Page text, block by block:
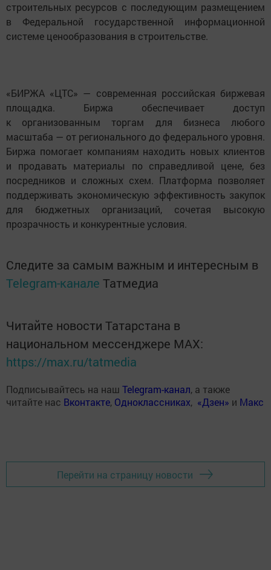
строительных ресурсов с последующим размещением
в Федеральной государственной информационной
системе ценообразования в строительстве.
«БИРЖА «ЦТС» — современная российская биржевая
площадка. Биржа обеспечивает доступ
к организованным торгам для бизнеса любого
масштаба — от регионального до федерального уровня.
Биржа помогает компаниям находить новых клиентов
и продавать материалы по справедливой цене, без
посредников и сложных схем. Платформа позволяет
поддерживать экономическую эффективность закупок
для бюджетных организаций, сочетая высокую
прозрачность и конкурентные условия.
Следите за самым важным и интересным в
Telegram-канале Татмедиа
Читайте новости Татарстана в
национальном мессенджере MАХ:
https://max.ru/tatmedia
Подписывайтесь на наш Telegram-канал, а также
читайте нас Вконтакте, Одноклассниках, «Дзен» и Макс
Перейти на страницу новости